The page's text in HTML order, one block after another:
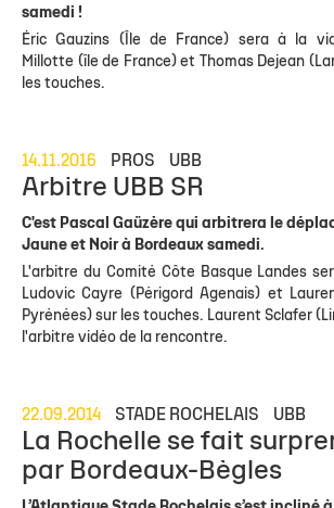
samedi !
Éric Gauzins (Île de France) sera à la
Millotte (île de France) et Thomas Dejean
les touches.
14.11.2016 PROS UBB
Arbitre UBB SR
C'est Pascal Gaüzère qui arbitrera le
Jaune et Noir à Bordeaux samedi.
L'arbitre du Comité Côte Basque Landes
Ludovic Cayre (Périgord Agenais) et
Pyrénées) sur les touches. Laurent Sclafer
l'arbitre vidéo de la rencontre.
22.09.2014 STADE ROCHELAIS UBB
La Rochelle se fait
par Bordeaux-Bègles